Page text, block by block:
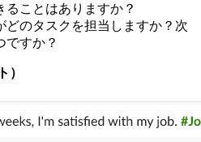
ことはありますか？
どのタスクを担当しますか？次
ですか？
）